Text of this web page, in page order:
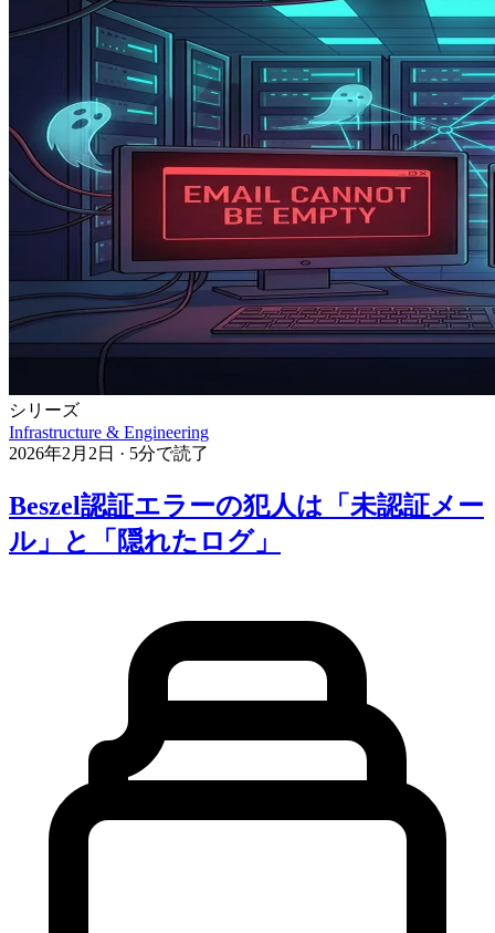
シリーズ
Infrastructure & Engineering
2026年2月2日 · 5分で読了
Beszel認証エラーの犯人は「未認証メー
ル」と「隠れたログ」